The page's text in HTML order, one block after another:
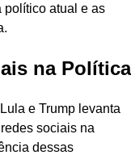
político atual e as
na Política
e Trump levanta
sociais na
dessas